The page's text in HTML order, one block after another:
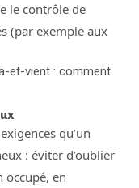
le contrôle de
(par exemple aux
et-vient : comment
qu’un
: éviter d’oublier
occupé, en